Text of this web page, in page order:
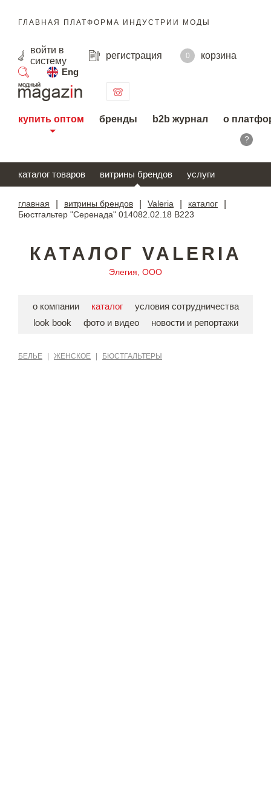
ГЛАВНАЯ ПЛАТФОРМА ИНДУСТРИИ МОДЫ
войти в
систему
регистрация 0
корзина
Eng
поиск
купить оптом бренды b2b журнал о
?
каталог товаров витрины брендов услуги
главная витрины брендов Valeria каталог
Бюстгальтер "Серенада" 014082.02.18 В223
КАТАЛОГ VALERIA
Элегия, ООО
о компании каталог
условия сотрудничества
look book
фото и видео новости и репортажи
БЕЛЬЕ ЖЕНСКОЕ БЮСТГАЛЬТЕРЫ